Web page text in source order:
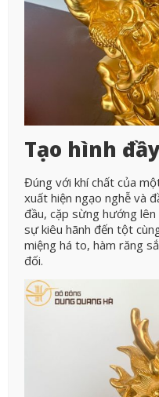
Tạo hình
Đúng với khí chất của
xuất hiện ngạo nghễ và
đầu, cặp sừng hướng
sự kiêu hãnh đến tột
miệng há to, hàm răng
đối.